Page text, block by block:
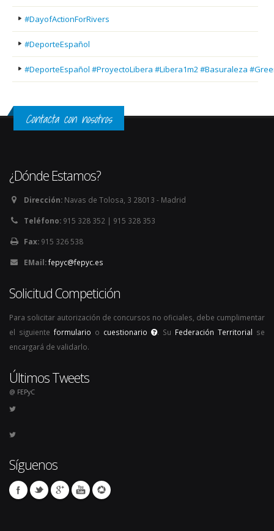
#DayofActionForRivers
#DeporteEspañol
#DeporteEspañol #ProyectoLibera #Libera1m2 #Basuraleza
Contacta con nosotros
¿Dónde Estamos?
Dirección: Navas de Tolosa, 3 28013 - Madrid
Teléfono: 915 328 352 | 915 328 353
Fax: 915 326 538
EMail:fepyc@fepyc.es
Solicitud Competición
Para solicitar autorización de concursos no oficiales, debe cumplimentar
el siguiente formulario o cuestionario . Su Federación Territorial se
encargará de validarlo.
Últimos Tweets
@ FEPyC
Síguenos